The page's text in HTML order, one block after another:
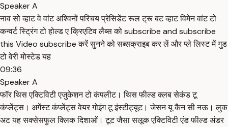
Speaker A
नाव सो व्हाट वे वांट अश्विनों परिचय प्रेसिडेंट रूल ट्रू बट व्हाट विमेन वांट टो
कन्वर्ट स्ट्रिंग टो होल्ड ए क्रिएटिव लैब्स को subscribe and subscribe
this Video subscribe करें सुनने को सब्सक्राइब कर लें और प्ले लिस्ट में गुड
टो वेरी मोस्टेड यह
09:36
Speaker A
फॉर थिस एक्टिविटी एजुकेशन टो कंपलीट। थिस फील्ड क्लब सेकंड टू
कंप्लेंट्स। अगेंस्ट कंप्लेंट्स वेयर गोइंग टू इंस्टीट्यूट। जेसन यू कैन सी नऊ। लुक
अट यह सक्सेसफुल क्लिक दिशाओं। टूट जैसा सलूक एक्टिविटी एंड फील्ड अंडर